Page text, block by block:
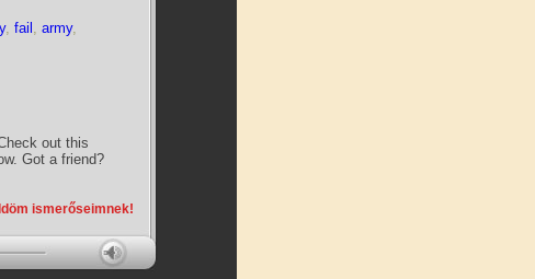
, fail , army,
out this
Got a friend?
ismerőseimnek!